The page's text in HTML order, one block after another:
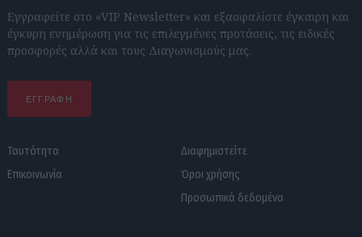
Εγγραφείτε στο «VIP Newsletter» και εξασφαλίστε έγκαιρη και
έγκυρη ενημέρωση για τις επιλεγμένες προτάσεις, τις ειδικές
προσφορές αλλά και τους Διαγωνισμούς μας.
ΕΓΓΡΑΦΗ
Ταυτότητα
Επικοινωνία
Διαφημιστείτε
Όροι χρήσης
Προσωπικά δεδομένα